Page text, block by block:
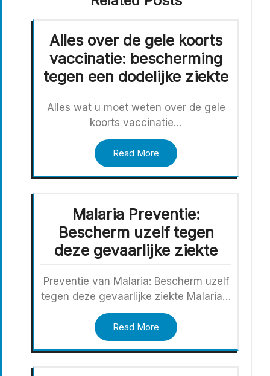
Alles over de gele koorts
vaccinatie: bescherming
tegen een dodelijke ziekte
Alles wat u moet weten over de gele
koorts vaccinatie…
Read More
Malaria Preventie:
Bescherm uzelf tegen
deze gevaarlijke ziekte
Preventie van Malaria: Bescherm uzelf
tegen deze gevaarlijke ziekte Malaria…
Read More